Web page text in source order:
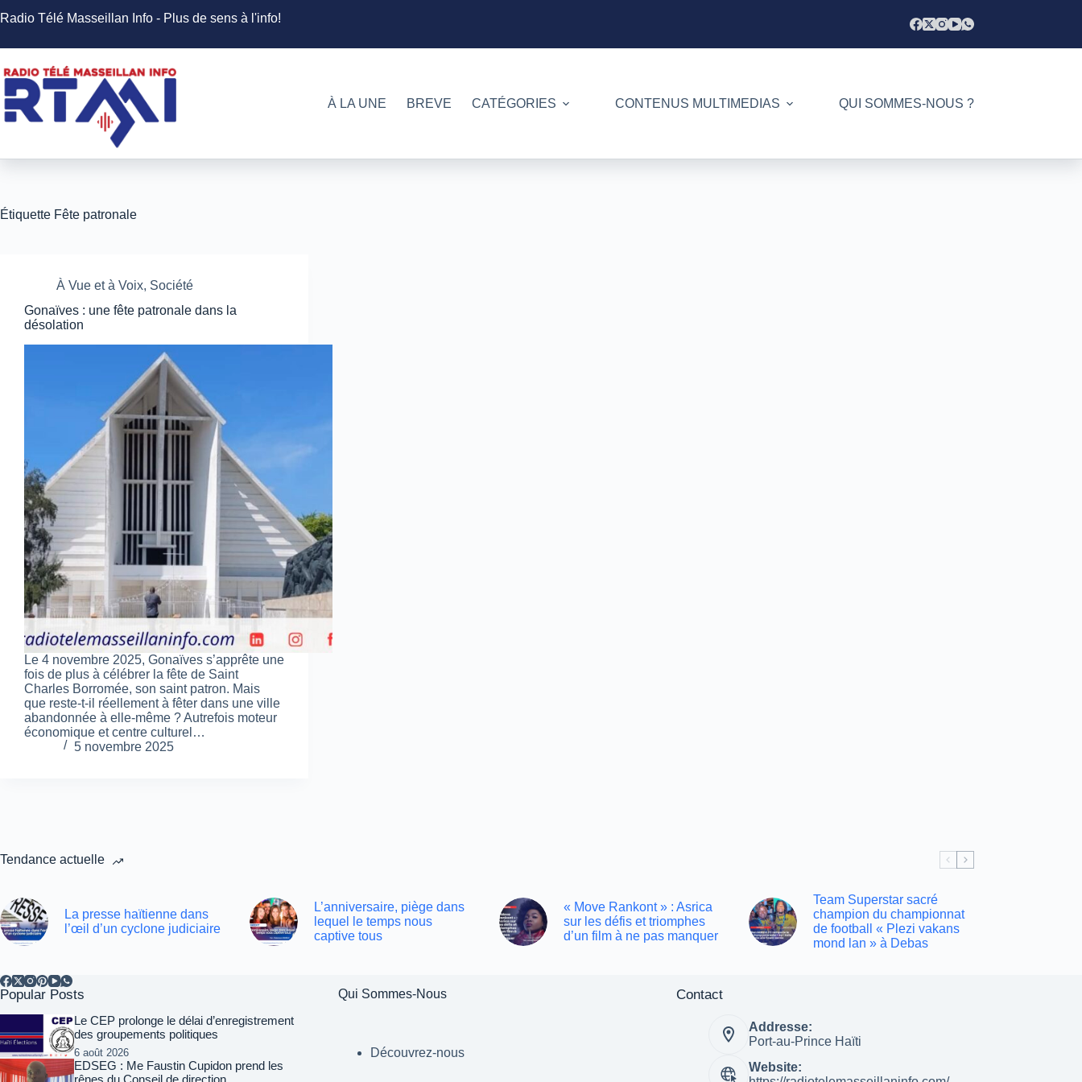
au
Radio Télé Masseillan Info - Plus de sens à l'info!
À LA UNE BREVE CATÉGORIES CONTENUS MULTIMEDIAS QUI SOMMES-NOUS ?
Étiquette Fête patronale
À Vue et à Voix, Société
Gonaïves : une fête patronale dans la
désolation
Le 4 novembre 2025, Gonaïves s’apprête une
fois de plus à célébrer la fête de Saint
Charles Borromée, son saint patron. Mais
que reste-t-il réellement à fêter dans une ville
abandonnée à elle-même ? Autrefois moteur
économique et centre culturel…
5 novembre 2025
Tendance actuelle
La presse haïtienne dans
l’œil d’un cyclone judiciaire
L’anniversaire, piège dans
lequel le temps nous
captive tous
« Move Rankont » : Asrica
sur les défis et triomphes
d’un film à ne pas manquer
Team Superstar sacré
champion du championnat
de football « Plezi vakans
mond lan » à Debas
Popular Posts
Le CEP prolonge le délai d’enregistrement
des groupements politiques
6 août 2026
EDSEG : Me Faustin Cupidon prend les
rênes du Conseil de direction
Qui Sommes-Nous
Découvrez-nous
Contact
Addresse:
Port-au-Prince Haïti
Website: